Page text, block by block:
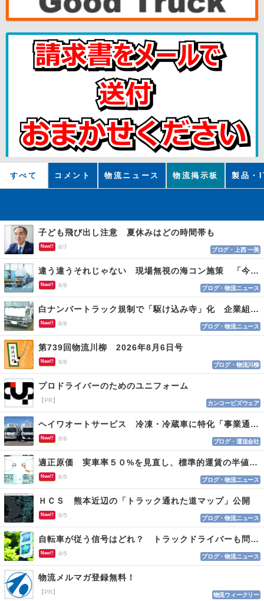
すべて コメント 物流ニュース 物流掲示板 製品・
子ども飛び出し注意 夏休みはどの時間帯も
New!! 8/7 ブログ・上西 一美
違う違うそれじゃない 現場無視の海コン施策 「今でも平均２～３時間は待つ」
New!! 8/6 ブログ・物流ニュース
白ナンバートラック規制で「駆け込み寺」化 企業組合が入会基準を見直しへ
New!! 8/6 ブログ・物流ニュース
第739回物流川柳 2026年8月6日号
New!! 8/6 ブログ・物流川柳
プロドライバーのためのユニフォーム
【PR】 カンコービズウェア
ヘイワオートサービス 冷凍・冷蔵車に特化「事業通じ貢献目指す」
New!! 8/6 ブログ・運送会社
適正原価 実車率５０%を見直し、標準的運賃の半値の恐れも
New!! 8/5 ブログ・物流ニュース
ＨＣＳ 熊本近辺の「トラック通れた道マップ」公開
New!! 8/5 ブログ・物流ニュース
自転車が従う信号はどれ？ トラックドライバーも問われる認識
New!! 8/5 ブログ・物流ニュース
物流メルマガ登録無料！
【PR】 物流ウィークリー